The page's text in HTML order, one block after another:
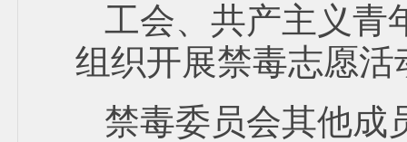
工会、共产主义青
组织开展禁毒志愿
禁毒委员会其他成